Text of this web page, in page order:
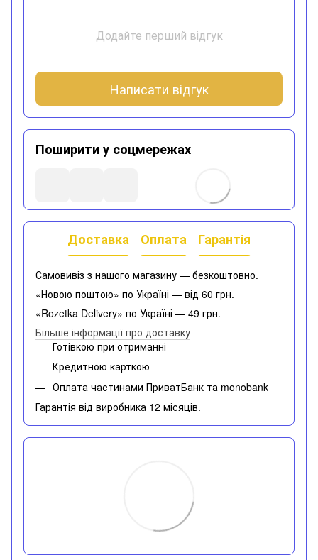
Додайте перший відгук
Написати відгук
Поширити у соцмережах
Доставка Оплата Гарантія
Самовивіз з нашого магазину — безкоштовно.
«Новою поштою» по Україні — від 60 грн.
«Rozetka Delivery» по Україні — 49 грн.
Більше інформації про доставку
Готівкою при отриманні
Кредитною карткою
Оплата частинами ПриватБанк та monobank
Гарантія від виробника 12 місяців.